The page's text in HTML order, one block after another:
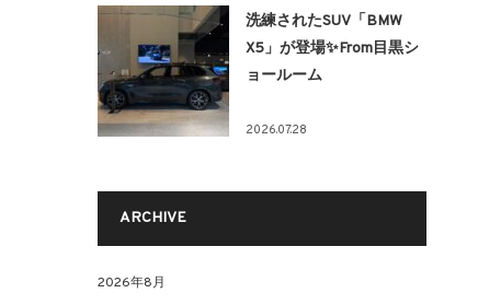
洗練されたSUV「BMW
X5」が登場✨From目黒シ
ョールーム
2026.07.28
ARCHIVE
2026年8月